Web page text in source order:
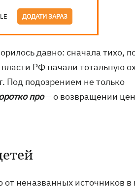
ДОДАТИ ЗАРАЗ
давно: сначала тихо,
РФ начали тотальную
Под подозрением не только
про– о возвращении
неназванных источников в